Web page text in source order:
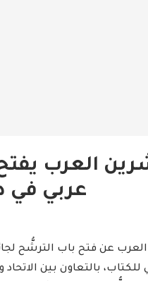
العرب
عربي في
العرب عن فتح باب الترشُّح
بالتعاون بين